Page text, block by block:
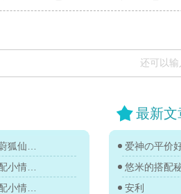
还可以输
最新文
爱神の平价
悠米的搭配
安利